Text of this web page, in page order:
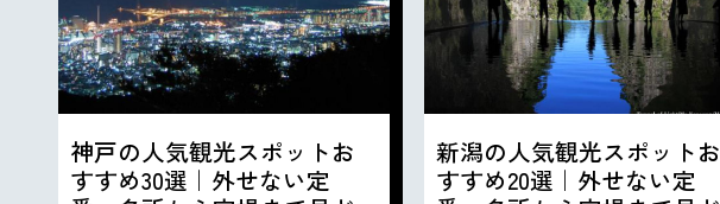
神戸の人気観光スポットお
すすめ30選｜外せない定
新潟の人気観光スポットお
すすめ20選｜外せない定